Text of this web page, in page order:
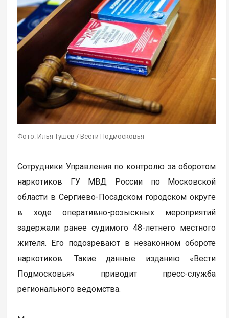
Фото: Илья Тушев / Вести Подмосковья
Сотрудники Управления по контролю за оборотом
наркотиков ГУ МВД России по Московской
области в Сергиево-Посадском городском округе
в ходе оперативно-розыскных мероприятий
задержали ранее судимого 48-летнего местного
жителя. Его подозревают в незаконном обороте
наркотиков. Такие данные изданию «Вести
Подмосковья» приводит пресс-служба
регионального ведомства.